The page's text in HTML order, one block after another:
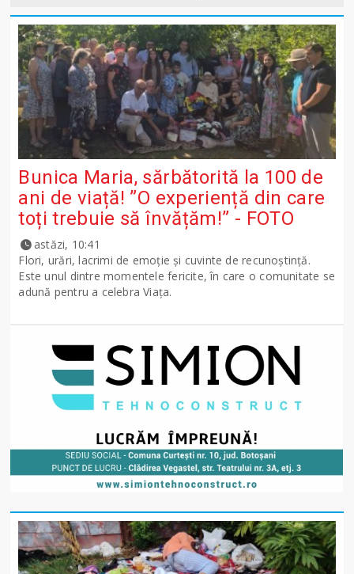
Bunica Maria, sărbătorită la 100 de
ani de viață! ”O experiență din care
toți trebuie să învățăm!” - FOTO
astăzi, 10:41
Flori, urări, lacrimi de emoție și cuvinte de recunoștință.
Este unul dintre momentele fericite, în care o comunitate se
adună pentru a celebra Viața.